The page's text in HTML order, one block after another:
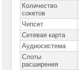
Серверы
Brand
Name
Пассивное
сетевое
оборудование
Количество
сокетов
Чипсет
Cетевая карта
Аудиосистема
Слоты
расширения